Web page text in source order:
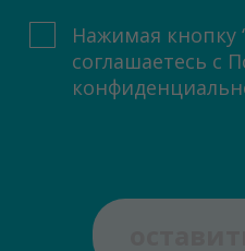
Нажимая кнопку
соглашаетесь с